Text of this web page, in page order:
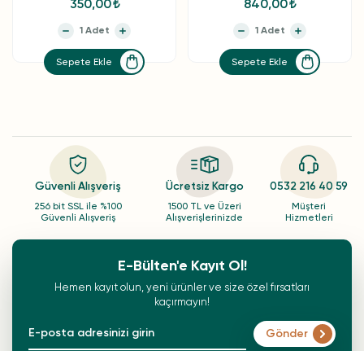
350,00
Sepete Ekle
840,00
Sepete Ekle
Güvenli Alışveriş
256 bit SSL ile %100
Güvenli Alışveriş
Ücretsiz Kargo
1500 TL ve Üzeri
Alışverişlerinizde
0532 216 40 59
Müşteri
Hizmetleri
E-Bülten'e Kayıt Ol!
Hemen kayıt olun, yeni ürünler ve size özel fırsatları
kaçırmayın!
Gönder